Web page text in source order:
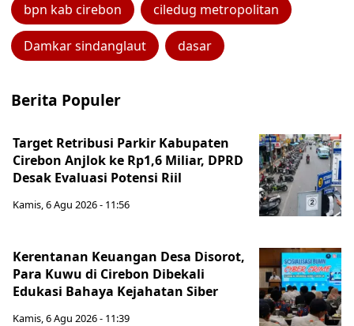
bpn kab cirebon ciledug metropolitan
Damkar sindanglaut dasar
Berita Populer
Target Retribusi Parkir Kabupaten
Cirebon Anjlok ke Rp1,6 Miliar, DPRD
Desak Evaluasi Potensi Riil
Kamis, 6 Agu 2026 - 11:56
Kerentanan Keuangan Desa Disorot,
Para Kuwu di Cirebon Dibekali
Edukasi Bahaya Kejahatan Siber
Kamis, 6 Agu 2026 - 11:39